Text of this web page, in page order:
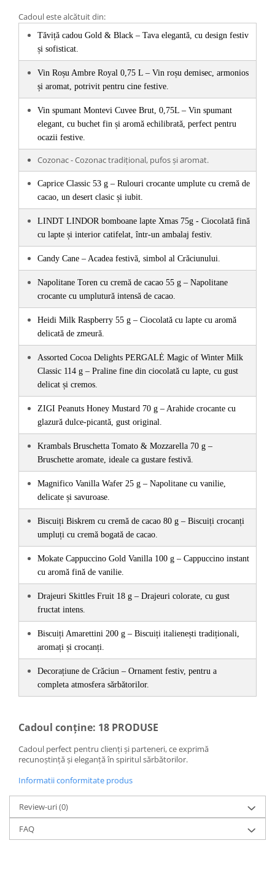
Cadoul este alcătuit din:
Tăviță cadou Gold & Black – Tava elegantă, cu design festiv
și sofisticat.
Vin Roșu Ambre Royal 0,75 L – Vin roșu demisec, armonios
și aromat, potrivit pentru cine festive.
Vin spumant Montevi Cuvee Brut, 0,75L – Vin spumant
elegant, cu buchet fin și aromă echilibrată, perfect pentru
ocazii festive.
Cozonac - Cozonac tradițional, pufos și aromat.
Caprice Classic 53 g – Rulouri crocante umplute cu cremă de
cacao, un desert clasic și iubit.
LINDT LINDOR bomboane lapte Xmas 75g - Ciocolată fină
cu lapte și interior catifelat, într-un ambalaj festiv.
Candy Cane – Acadea festivă, simbol al Crăciunului.
Napolitane Toren cu cremă de cacao 55 g – Napolitane
crocante cu umplutură intensă de cacao.
Heidi Milk Raspberry 55 g – Ciocolată cu lapte cu aromă
delicată de zmeură.
Assorted Cocoa Delights PERGALĖ Magic of Winter Milk
Classic 114 g – Praline fine din ciocolată cu lapte, cu gust
delicat și cremos.
ZIGI Peanuts Honey Mustard 70 g – Arahide crocante cu
glazură dulce-picantă, gust original.
Krambals Bruschetta Tomato & Mozzarella 70 g –
Bruschette aromate, ideale ca gustare festivă.
Magnifico Vanilla Wafer 25 g – Napolitane cu vanilie,
delicate și savuroase.
Biscuiți Biskrem cu cremă de cacao 80 g – Biscuiți crocanți
umpluți cu cremă bogată de cacao.
Mokate Cappuccino Gold Vanilla 100 g – Cappuccino instant
cu aromă fină de vanilie.
Drajeuri Skittles Fruit 18 g – Drajeuri colorate, cu gust
fructat intens.
Biscuiți Amarettini 200 g – Biscuiți italienești tradiționali,
aromați și crocanți.
Decorațiune de Crăciun – Ornament festiv, pentru a
completa atmosfera sărbătorilor.
Cadoul conține: 18 PRODUSE
Cadoul perfect pentru clienți și parteneri, ce exprimă
recunoștință și eleganță în spiritul sărbătorilor.
Informatii conformitate produs
Review-uri(0)
FAQ